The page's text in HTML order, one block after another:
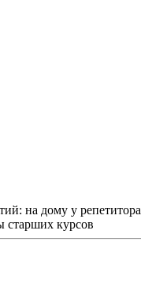
на дому у репетитора
старших курсов